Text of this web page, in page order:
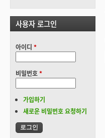
사용자 로그인
아이디 *
비밀번호*
가입하기
새로운 비밀번호 요청하기